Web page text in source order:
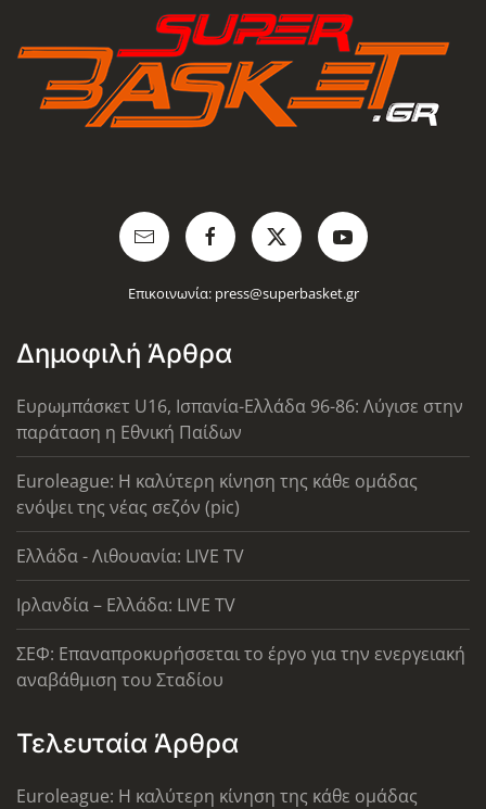
Επικοινωνία: press@superbasket.gr
Δημοφιλή Άρθρα
Ευρωμπάσκετ U16, Ισπανία-Ελλάδα 96-86: Λύγισε στην
παράταση η Εθνική Παίδων
Euroleague: Η καλύτερη κίνηση της κάθε ομάδας
ενόψει της νέας σεζόν (pic)
Ελλάδα - Λιθουανία: LIVE TV
Ιρλανδία – Ελλάδα: LIVE TV
ΣΕΦ: Επαναπροκυρήσσεται το έργο για την ενεργειακή
αναβάθμιση του Σταδίου
Τελευταία Άρθρα
Euroleague: Η καλύτερη κίνηση της κάθε ομάδας